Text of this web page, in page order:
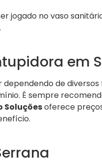
jogado no vaso
em
de
É sempre
Soluçõesoferece